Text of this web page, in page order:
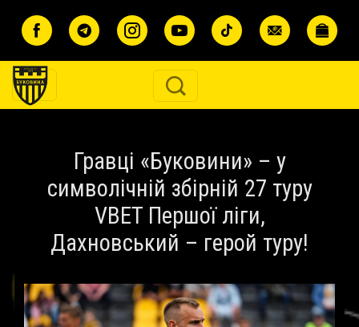
Гравці «Буковини» – у
символічній збірній 27 туру
VBET Першої ліги,
Дахновський – герой туру!